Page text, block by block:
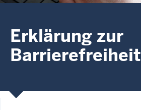
Erklärung zur
Barrierefreiheit